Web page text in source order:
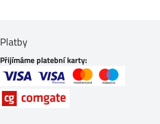
Platby
Přijímáme platební karty: